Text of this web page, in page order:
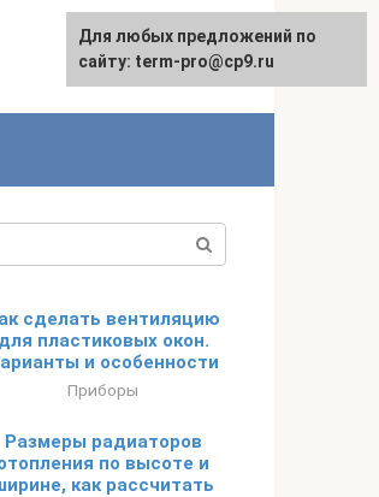
English
сделать вентиляцию
для пластиковых окон.
и особенности
Приборы
Размеры радиаторов
по высоте и
как рассчитать
Для любых предложений по
сайту: term-pro@cp9.ru